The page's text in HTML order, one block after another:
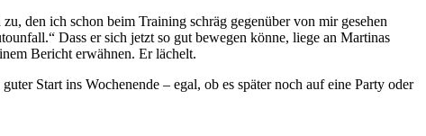
den ich schon beim Training schräg gegenüber von mir gesehen
Dass er sich jetzt so gut bewegen könne, liege an Martinas
Bericht erwähnen. Er lächelt.
Start ins Wochenende – egal, ob es später noch auf eine Party oder